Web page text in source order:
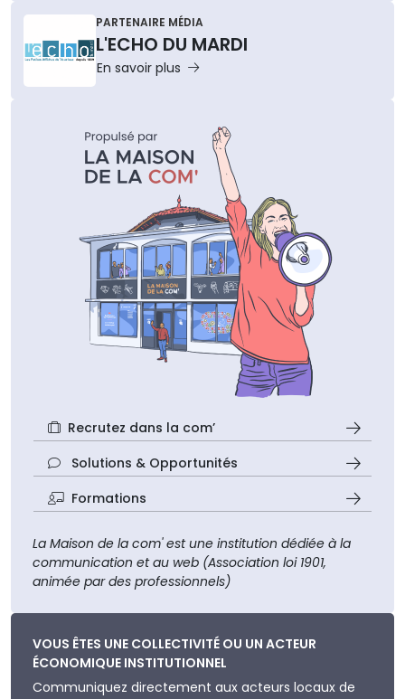
PARTENAIRE MÉDIA
L'ECHO DU MARDI
En savoir plus
Recrutez dans la com’
Solutions & Opportunités
Formations
La Maison de la com' est une institution dédiée à la
communication et au web (Association loi 1901,
animée par des professionnels)
VOUS ÊTES UNE COLLECTIVITÉ OU UN ACTEUR
ÉCONOMIQUE INSTITUTIONNEL
Communiquez directement aux acteurs locaux de